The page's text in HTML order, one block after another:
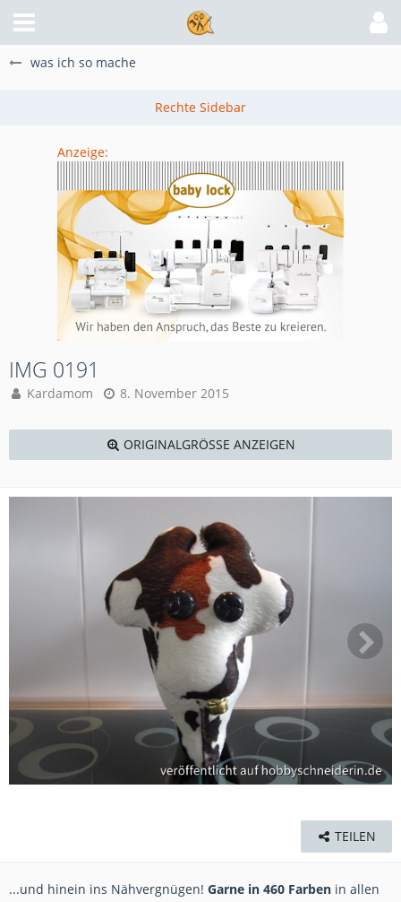
was ich so mache
Anzeige:
IMG 0191
Kardamom 8. November 2015
ORIGINALGRÖSSE ANZEIGEN
TEILEN
...und hinein ins Nähvergnügen! Garne in 460 Farben in allen